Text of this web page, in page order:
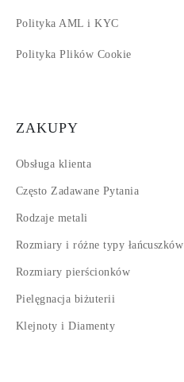
Polityka AML i KYC
Polityka Plików Cookie
ZAKUPY
Obsługa klienta
Często Zadawane Pytania
Rodzaje metali
Rozmiary i różne typy łańcuszków
Rozmiary pierścionków
Pielęgnacja biżuterii
Klejnoty i Diamenty